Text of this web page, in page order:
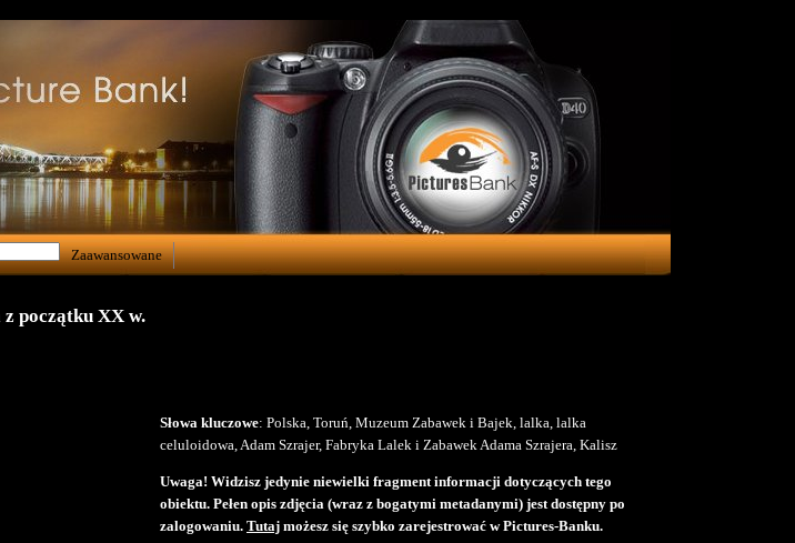
Zaawansowane
początku XX w.
Słowa kluczowe: Polska, Toruń, Muzeum Zabawek i Bajek, lalka, lalka
celuloidowa, Adam Szrajer, Fabryka Lalek i Zabawek Adama Szrajera, Kalisz
Uwaga! Widzisz jedynie niewielki fragment informacji dotyczących tego
obiektu. Pełen opis zdjęcia (wraz z bogatymi metadanymi) jest dostępny po
zalogowaniu. Tutaj możesz się szybko zarejestrować w Pictures-Banku.